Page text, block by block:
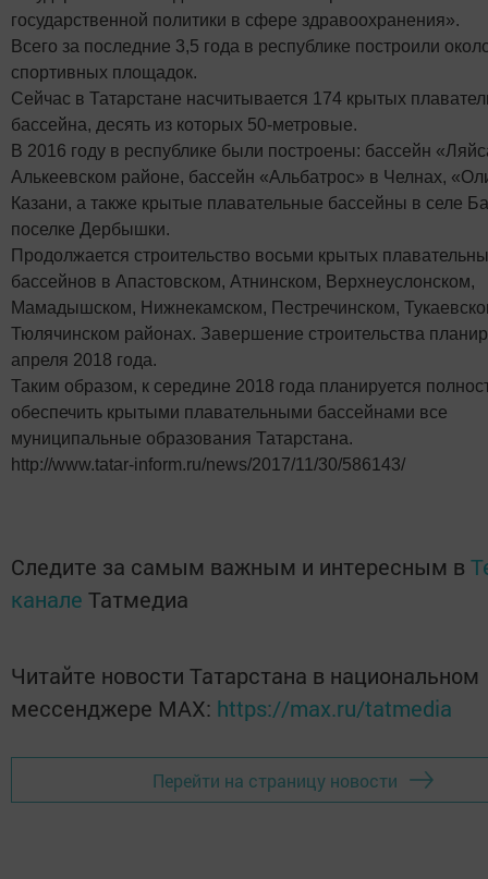
государственной политики в сфере здравоохранения».
Всего за последние 3,5 года в республике построили
спортивных площадок.
Сейчас в Татарстане насчитывается 174 крытых
бассейна, десять из которых 50-метровые.
В 2016 году в республике были построены: бассейн
Алькеевском районе, бассейн «Альбатрос» в Челнах,
Казани, а также крытые плавательные бассейны в селе
поселке Дербышки.
Продолжается строительство восьми крытых
бассейнов в Апастовском, Атнинском, Верхнеуслонском,
Мамадышском, Нижнекамском, Пестречинском,
Тюлячинском районах. Завершение строительства
апреля 2018 года.
Таким образом, к середине 2018 года планируется
обеспечить крытыми плавательными бассейнами все
муниципальные образования Татарстана.
http://www.tatar-inform.ru/news/2017/11/30/586143/
Следите за самым важным и интересным в
канале Татмедиа
Читайте новости Татарстана в национальном
мессенджере MАХ: https://max.ru/tatmedia
Перейти на страницу новости